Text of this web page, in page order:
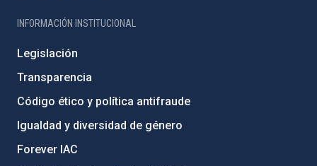
INFORMACIÓN INSTITUCIONAL
Legislación
Transparencia
Código ético y política antifraude
Igualdad y diversidad de género
Forever IAC